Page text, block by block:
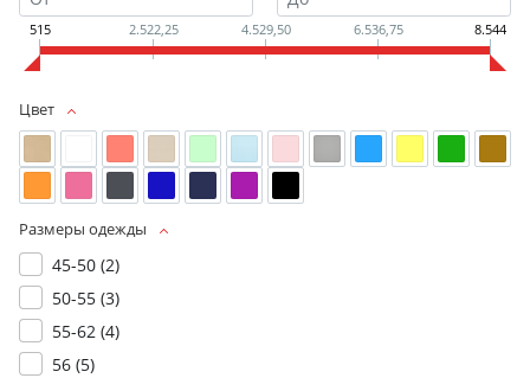
515 2.522,25 4.529,50 6.536,75 8.544
Цвет
Размеры одежды
45-50 (2)
50-55 (3)
55-62 (4)
56 (5)